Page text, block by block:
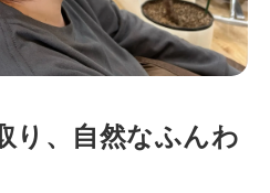
り、自然なふんわ